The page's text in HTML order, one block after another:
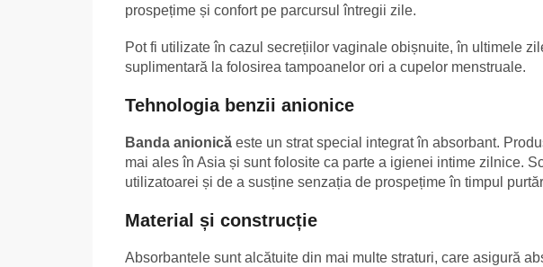
prospețime și confort pe parcursul întregii zile.
Pot fi utilizate în cazul secrețiilor vaginale obișnuite, în ultimele
suplimentară la folosirea tampoanelor ori a cupelor menstruale.
Tehnologia benzii anionice
Banda anionică este un strat special integrat în absorbant.
mai ales în Asia și sunt folosite ca parte a igienei intime zilnice.
utilizatoarei și de a susține senzația de prospețime în timpul
Material și construcție
Absorbantele sunt alcătuite din mai multe straturi, care asigură